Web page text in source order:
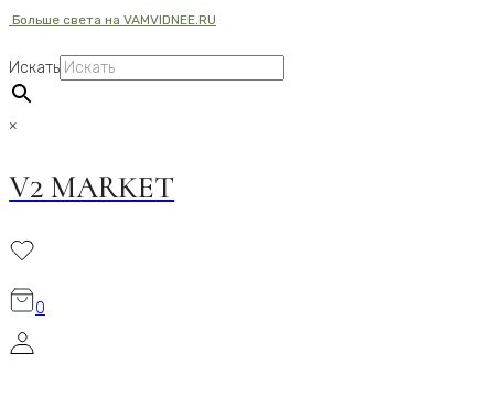
Перейти
содержимому
Больше света на VAMVIDNEE.RU
Искать
×
V2 MARKET
0